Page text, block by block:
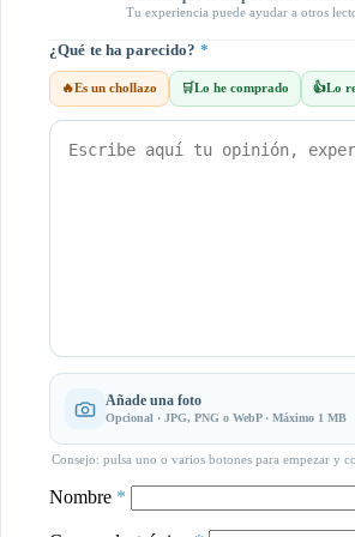
Tu experiencia puede ayudar a otros
¿Qué te ha parecido? *
🔥Es un chollazo 🛒Lo he comprado 👍Lo
Añade una foto
Opcional · JPG, PNG o WebP · Máximo 1 MB
Consejo: pulsa uno o varios botones para empezar y
Nombre *